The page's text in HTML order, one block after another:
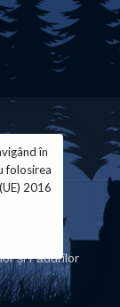
și Pădurilor
în
folosirea
2016